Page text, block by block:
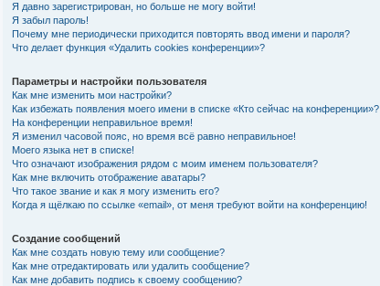
Я давно зарегистрирован, но больше не могу войти!
Я забыл пароль!
Почему мне периодически приходится повторять ввод имени и пароля?
Что делает функция «Удалить cookies конференции»?
Параметры и настройки пользователя
Как мне изменить мои настройки?
Как избежать появления моего имени в списке «Кто сейчас на конференции»?
На конференции неправильное время!
Я изменил часовой пояс, но время всё равно неправильное!
Моего языка нет в списке!
Что означают изображения рядом с моим именем пользователя?
Как мне включить отображение аватары?
Что такое звание и как я могу изменить его?
Когда я щёлкаю по ссылке «email», от меня требуют войти на конференцию!
Создание сообщений
Как мне создать новую тему или сообщение?
Как мне отредактировать или удалить сообщение?
Как мне добавить подпись к своему сообщению?